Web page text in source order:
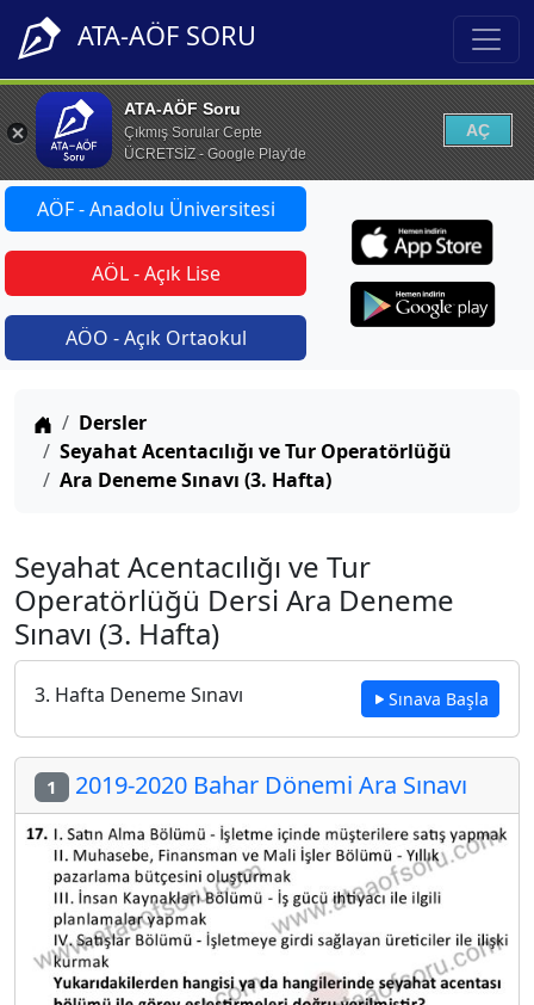
ATA-AÖF SORU
ATA-AÖF Soru
Çıkmış Sorular Cepte
ÜCRETSİZ - Google Play'de
AÇ
AÖF - Anadolu Üniversitesi
AÖL - Açık Lise
AÖO - Açık Ortaokul
Anasayfa
Dersler
Seyahat Acentacılığı ve Tur Operatörlüğü
Ara Deneme Sınavı (3. Hafta)
Seyahat Acentacılığı ve Tur
Operatörlüğü Dersi Ara Deneme
Sınavı (3. Hafta)
3. Hafta Deneme Sınavı Sınava Başla
1 2019-2020 Bahar Dönemi Ara Sınavı